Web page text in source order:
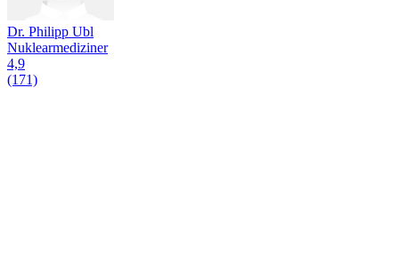
Dr. Philipp Ubl
Nuklearmediziner
4,9
(171)